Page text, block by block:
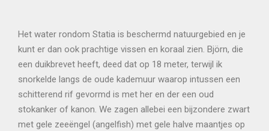
Het water rondom Statia is beschermd natuurgebied en je
kunt er dan ook prachtige vissen en koraal zien. Björn, die
een duikbrevet heeft, deed dat op 18 meter, terwijl ik
snorkelde langs de oude kademuur waarop intussen een
schitterend rif gevormd is met her en der een oud
stokanker of kanon. We zagen allebei een bijzondere zwart
met gele zeeëngel (angelfish) met gele halve maantjes op